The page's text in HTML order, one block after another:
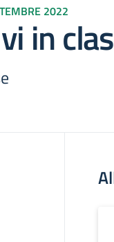
2022
in